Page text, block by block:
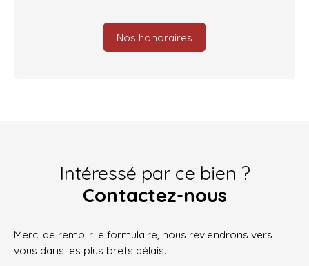
Nos honoraires
Intéressé par ce bien ?
Contactez-nous
Merci de remplir le formulaire, nous reviendrons vers
vous dans les plus brefs délais.